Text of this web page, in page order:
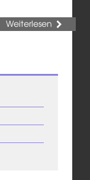
Weiterlesen